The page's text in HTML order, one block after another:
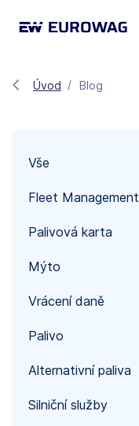
Úvod Blog
Vše
Fleet Management
Palivová karta
Mýto
Vrácení daně
Palivo
Alternativní paliva
Silniční služby